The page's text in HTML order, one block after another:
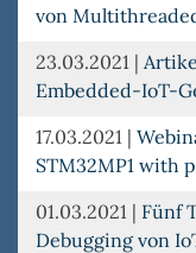
von
23.03.2021 |
Embedded-IoT-
17.03.2021 |
STM32MP1 with
01.03.2021 | Fünf
Debugging von